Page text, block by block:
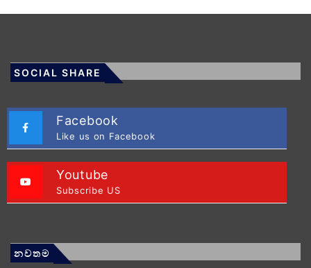
SOCIAL SHARE
Facebook
Like us on Facebook
Youtube
Subscribe US
නවතම